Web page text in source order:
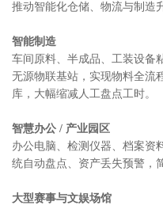
推动智能化仓储、物流与制造
智能制造
车间原料、半成品、工装设备
无源物联基站，实现物料全流
库，大幅缩减人工盘点工时。
智慧办公 / 产业园区
办公电脑、检测仪器、档案资
统自动盘点、资产丢失预警，
大型赛事与文娱场馆